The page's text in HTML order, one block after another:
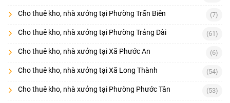
Cho thuê kho, nhà xưởng tại Phường Trấn Biên (7)
Cho thuê kho, nhà xưởng tại Phường Trảng Dài (61)
Cho thuê kho, nhà xưởng tại Xã Phước An (6)
Cho thuê kho, nhà xưởng tại Xã Long Thành (54)
Cho thuê kho, nhà xưởng tại Phường Phước Tân (53)